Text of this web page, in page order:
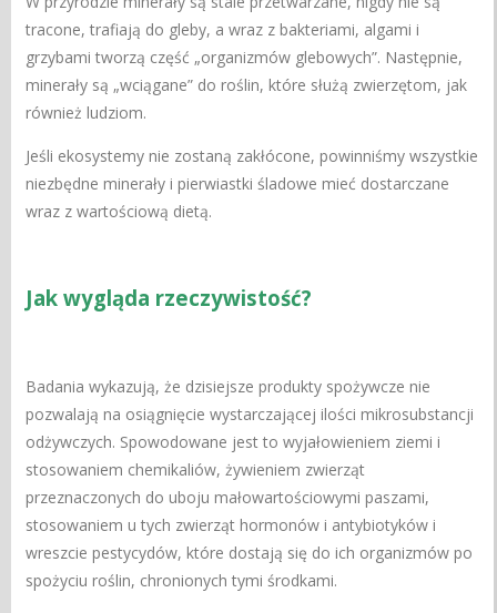
tracone, trafiają do gleby, a wraz z bakteriami, algami i
grzybami tworzą część „organizmów glebowych”. Następnie,
minerały są „wciągane” do roślin, które służą zwierzętom, jak
również ludziom.
Jeśli ekosystemy nie zostaną zakłócone, powinniśmy wszystkie
niezbędne minerały i pierwiastki śladowe mieć dostarczane
wraz z wartościową dietą.
Jak wygląda rzeczywistość?
Badania wykazują, że dzisiejsze produkty spożywcze nie
pozwalają na osiągnięcie wystarczającej ilości mikrosubstancji
odżywczych. Spowodowane jest to wyjałowieniem ziemi i
stosowaniem chemikaliów, żywieniem zwierząt
przeznaczonych do uboju małowartościowymi paszami,
stosowaniem u tych zwierząt hormonów i antybiotyków i
wreszcie pestycydów, które dostają się do ich organizmów po
spożyciu roślin, chronionych tymi środkami.